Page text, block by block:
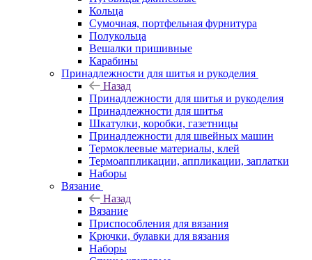
Кольца
Сумочная, портфельная фурнитура
Полукольца
Вешалки пришивные
Карабины
Принадлежности для шитья и рукоделия
Назад
Принадлежности для шитья и рукоделия
Принадлежности для шитья
Шкатулки, коробки, газетницы
Принадлежности для швейных машин
Термоклеевые материалы, клей
Термоаппликации, аппликации, заплатки
Наборы
Вязание
Назад
Вязание
Приспособления для вязания
Крючки, булавки для вязания
Наборы